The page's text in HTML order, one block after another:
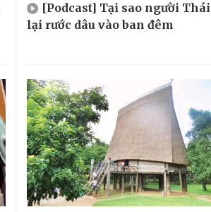
[Podcast] Tại sao người Thái
lại rước dâu vào ban đêm